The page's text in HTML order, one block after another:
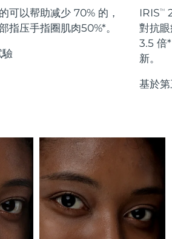
可以帮助减少 70% 的，
指压手指圈肌肉50%*。
驗
IRISTM
對抗
3.5 倍
新。
基於
2 go
IPL hair removal
serum
body serum
2
device
Blemish Solution
設備
treatment devices
2
eye massager
理設備
eye massagers
derma
microdermabrasion .
皮肤护理
pore care essentials
護發
4 hair
scalp massager
Dual-Peptide Scalp
hair
Teeth Whitening Gel
男士
預計送達日期 8/9/26
8/10/26
8/7/26
預計送達日期 8/11/26
預計送達日期
預計送達日期 8/9/26
預計送達日期 8/12/26